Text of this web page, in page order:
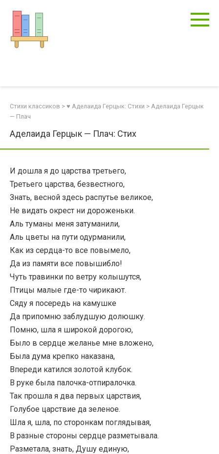
контенту
Стихи классиков > ♥ Аделаида Герцык: Стихи > Аделаида Герцык
— Плач
Аделаида Герцык — Плач: Стих
И дошла я до царства третьего,
Третьего царства, безвестного,
Знать, весной здесь распутье великое,
Не видать окрест ни дороженьки.
Аль туманы меня затуманили,
Аль цветы на пути одурманили,
Как из сердца-то все повымело,
Да из памяти все повышибло!
Чуть травинки по ветру колышутся,
Птицы малые где-то чирикают.
Сяду я посередь на камушке
Да припомню заблудшую долюшку.
Помню, шла я широкой дорогою,
Было в сердце желанье мне вложено,
Была дума крепко наказана,
Впереди катился золотой клубок.
В руке была палочка-отпиралочка.
Так прошла я два первых царствия,
Голубое царствие да зеленое.
Шла я, шла, по сторонкам поглядывая,
В разные стороны сердце разметывала.
Разметала, знать, Душу единую,